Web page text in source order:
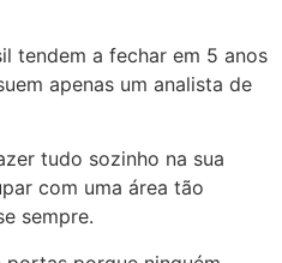
tendem a fechar em 5 anos
apenas um analista de
tudo sozinho na sua
com uma área tão
sempre.